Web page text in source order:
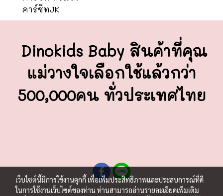
คาร์ซีทJK
Dinokids Baby สินค้าที่คุณ
แม่วางใจเลือกใช้แล้วกว่า
500,000คน ทั่วประเทศไทย
เว็บไซต์นี้มีการใช้งานคุกกี้ เพื่อเพิ่มประสิทธิภาพและประสบการณ์ที่ดี
ในการใช้งานเว็บไซต์ของท่าน ท่านสามารถอ่านรายละเอียดเพิ่มเติม